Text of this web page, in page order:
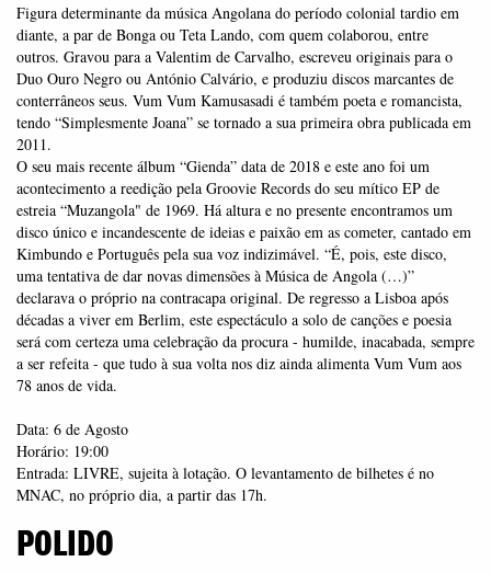
Figura determinante da música Angolana do período colonial tardio em
diante, a par de Bonga ou Teta Lando, com quem colaborou, entre
outros. Gravou para a Valentim de Carvalho, escreveu originais para o
Duo Ouro Negro ou António Calvário, e produziu discos marcantes de
conterrâneos seus. Vum Vum Kamusasadi é também poeta e romancista,
tendo “Simplesmente Joana” se tornado a sua primeira obra publicada em
2011.
O seu mais recente álbum “Gienda” data de 2018 e este ano foi um
acontecimento a reedição pela Groovie Records do seu mítico EP de
estreia “Muzangola" de 1969. Há altura e no presente encontramos um
disco único e incandescente de ideias e paixão em as cometer, cantado em
Kimbundo e Português pela sua voz indizimável. “É, pois, este disco,
uma tentativa de dar novas dimensões à Música de Angola (…)”
declarava o próprio na contracapa original. De regresso a Lisboa após
décadas a viver em Berlim, este espectáculo a solo de canções e poesia
será com certeza uma celebração da procura - humilde, inacabada, sempre
a ser refeita - que tudo à sua volta nos diz ainda alimenta Vum Vum aos
78 anos de vida.
Data: 6 de Agosto
Horário: 19:00
Entrada: LIVRE, sujeita à lotação. O levantamento de bilhetes é no
MNAC, no próprio dia, a partir das 17h.
POLIDO